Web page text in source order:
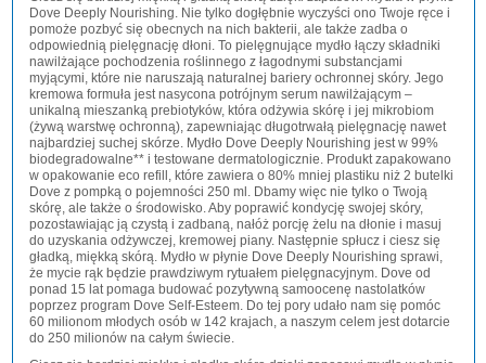
Dove Deeply Nourishing. Nie tylko dogłębnie wyczyści ono Twoje ręce i
pomoże pozbyć się obecnych na nich bakterii, ale także zadba o
odpowiednią pielęgnację dłoni. To pielęgnujące mydło łączy składniki
nawilżające pochodzenia roślinnego z łagodnymi substancjami
myjącymi, które nie naruszają naturalnej bariery ochronnej skóry. Jego
kremowa formuła jest nasycona potrójnym serum nawilżającym –
unikalną mieszanką prebiotyków, która odżywia skórę i jej mikrobiom
(żywą warstwę ochronną), zapewniając długotrwałą pielęgnację nawet
najbardziej suchej skórze. Mydło Dove Deeply Nourishing jest w 99%
biodegradowalne** i testowane dermatologicznie. Produkt zapakowano
w opakowanie eco refill, które zawiera o 80% mniej plastiku niż 2 butelki
Dove z pompką o pojemności 250 ml. Dbamy więc nie tylko o Twoją
skórę, ale także o środowisko. Aby poprawić kondycję swojej skóry,
pozostawiając ją czystą i zadbaną, nałóż porcję żelu na dłonie i masuj
do uzyskania odżywczej, kremowej piany. Następnie spłucz i ciesz się
gładką, miękką skórą. Mydło w płynie Dove Deeply Nourishing sprawi,
że mycie rąk będzie prawdziwym rytuałem pielęgnacyjnym. Dove od
ponad 15 lat pomaga budować pozytywną samoocenę nastolatków
poprzez program Dove Self-Esteem. Do tej pory udało nam się pomóc
60 milionom młodych osób w 142 krajach, a naszym celem jest dotarcie
do 250 milionów na całym świecie.